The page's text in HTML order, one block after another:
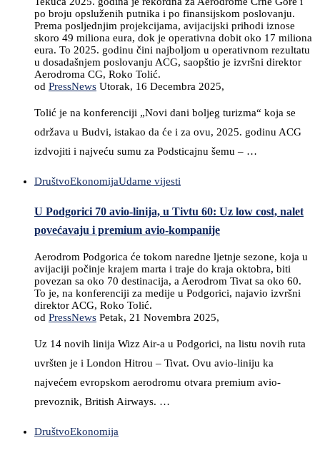
po broju opsluženih putnika i po finansijskom poslovanju.
Prema posljednjim projekcijama, avijacijski prihodi iznose
skoro 49 miliona eura, dok je operativna dobit oko 17 miliona
eura. To 2025. godinu čini najboljom u operativnom rezultatu
u dosadašnjem poslovanju ACG, saopštio je izvršni direktor
Aerodroma CG, Roko Tolić.
od PressNews Utorak, 16 Decembra 2025,
Tolić je na konferenciji „Novi dani boljeg turizma“ koja se
održava u Budvi, istakao da će i za ovu, 2025. godinu ACG
izdvojiti i najveću sumu za Podsticajnu šemu – …
DruštvoEkonomijaUdarne vijesti
U Podgorici 70 avio-linija, u Tivtu 60: Uz low cost, nalet
povećavaju i premium avio-kompanije
Aerodrom Podgorica će tokom naredne ljetnje sezone, koja u
avijaciji počinje krajem marta i traje do kraja oktobra, biti
povezan sa oko 70 destinacija, a Aerodrom Tivat sa oko 60.
To je, na konferenciji za medije u Podgorici, najavio izvršni
direktor ACG, Roko Tolić.
od PressNews Petak, 21 Novembra 2025,
Uz 14 novih linija Wizz Air-a u Podgorici, na listu novih ruta
uvršten je i London Hitrou – Tivat. Ovu avio-liniju ka
najvećem evropskom aerodromu otvara premium avio-
prevoznik, British Airways. …
DruštvoEkonomija